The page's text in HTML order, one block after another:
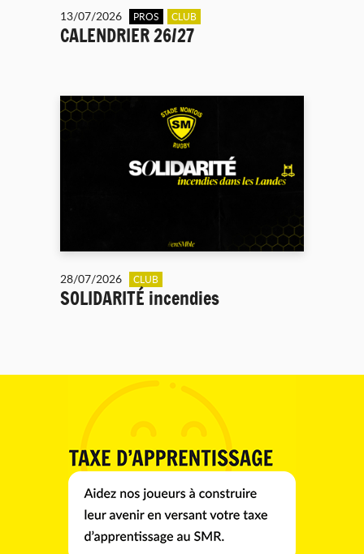
13/07/2026 PROS CLUB
CALENDRIER 26/27
28/07/2026 CLUB
SOLIDARITÉ incendies